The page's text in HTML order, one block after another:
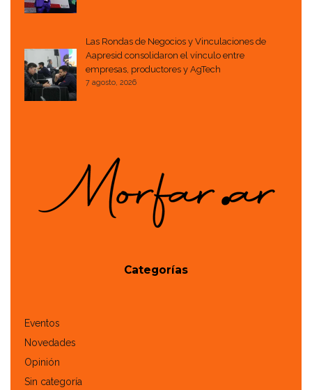
Las Rondas de Negocios y Vinculaciones de
Aapresid consolidaron el vínculo entre
empresas, productores y AgTech
7 agosto, 2026
Categorías
Eventos
Novedades
Opinión
Sin categoría